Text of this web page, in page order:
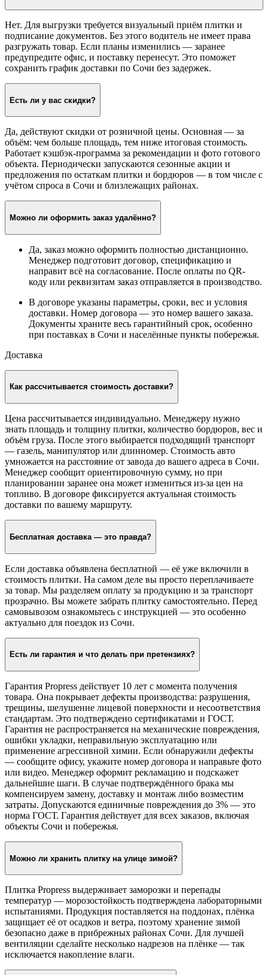
Нет. Для выгрузки требуется визуальный приём плитки и
подписание документов. Без этого водитель не имеет права
разгружать товар. Если планы изменились — заранее
предупредите офис, и поставку перенесут. Это поможет
сохранить график доставки по Сочи без задержек.
Есть ли у вас скидки?
Да, действуют скидки от розничной цены. Основная — за
объём: чем больше площадь, тем ниже итоговая стоимость.
Работает кэшбэк-программа за рекомендации и фото готового
объекта. Периодически запускаются сезонные акции и
предложения по остаткам плитки и бордюров — в том числе с
учётом спроса в Сочи и близлежащих районах.
Можно ли оформить заказ удалённо?
Да, заказ можно оформить полностью дистанционно.
Менеджер подготовит договор, спецификацию и
направит всё на согласование. После оплаты по QR-
коду или реквизитам заказ отправляется в производство.
В договоре указаны параметры, сроки, вес и условия
доставки. Номер договора — это номер вашего заказа.
Документы храните весь гарантийный срок, особенно
при поставках в Сочи и населённые пункты побережья.
Доставка
Как рассчитывается стоимость доставки?
Цена рассчитывается индивидуально. Менеджеру нужно
знать площадь и толщину плитки, количество бордюров, вес и
объём груза. После этого выбирается подходящий транспорт
— газель, манипулятор или длинномер. Стоимость авто
умножается на расстояние от завода до вашего адреса в Сочи.
Менеджер сообщит ориентировочную сумму, но при
планировании заранее она может измениться из-за цен на
топливо. В договоре фиксируется актуальная стоимость
доставки по вашему маршруту.
Бесплатная доставка — это правда?
Если доставка объявлена бесплатной — её уже включили в
стоимость плитки. На самом деле вы просто переплачиваете
за товар. Мы разделяем оплату за продукцию и за транспорт
прозрачно. Вы можете забрать плитку самостоятельно. Перед
самовывозом ознакомьтесь с инструкцией — это особенно
актуально для поездок из Сочи.
Есть ли гарантия и что делать при претензиях?
Гарантия Propress действует 10 лет с момента получения
товара. Она покрывает дефекты производства: разрушения,
трещины, шелушение лицевой поверхности и несоответствия
стандартам. Это подтверждено сертификатами и ГОСТ.
Гарантия не распространяется на механические повреждения,
ошибки укладки, неправильную эксплуатацию или
применение агрессивной химии. Если обнаружили дефекты
— сообщите офису, укажите номер договора и направьте фото
или видео. Менеджер оформит рекламацию и подскажет
дальнейшие шаги. В случае подтверждённого брака мы
компенсируем замену, доставку и монтаж либо возместим
затраты. Допускаются единичные повреждения до 3% — это
норма ГОСТ. Гарантия действует для всех заказов, включая
объекты Сочи и побережья.
Можно ли хранить плитку на улице зимой?
Плитка Propress выдерживает заморозки и перепады
температур — морозостойкость подтверждена лабораторными
испытаниями. Продукция поставляется на поддонах, плёнка
защищает её от осадков и ветра, поэтому хранение зимой
безопасно даже в прибрежных районах Сочи. Для лучшей
вентиляции сделайте несколько надрезов на плёнке — так
исключается накопление влаги.